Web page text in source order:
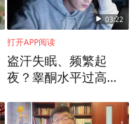
03:22
打开APP阅读
盗汗失眠、频繁起
夜？睾酮水平过高过
老